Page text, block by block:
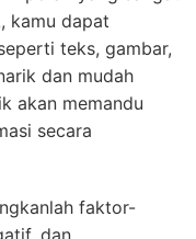
kamu dapat
teks, gambar,
dan mudah
akan memandu
secara
faktor-